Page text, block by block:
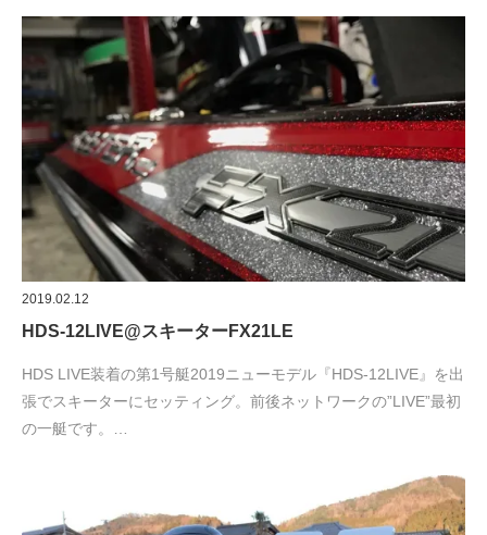
2019.02.12
HDS-12LIVE@スキーターFX21LE
HDS LIVE装着の第1号艇2019ニューモデル『HDS-12LIVE』を出
張でスキーターにセッティング。前後ネットワークの”LIVE”最初
の一艇です。…